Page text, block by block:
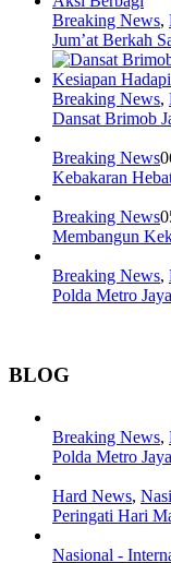
Breaking News,
Jum’at Berkah
Breaking News,
Dansat Brimob
Breaking News
Kebakaran
Breaking News
Membangun
Breaking News,
Polda Metro
BLOG
Breaking News,
Polda Metro
Hard News,
Peringati Hari
Nasional -